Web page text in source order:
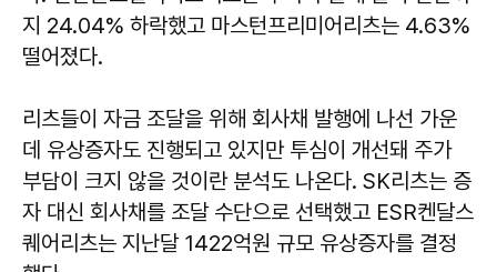
지 24.04% 하락했고 마스턴프리미어리츠는 4.63%
떨어졌다.
리츠들이 자금 조달을 위해 회사채 발행에 나선 가운
데 유상증자도 진행되고 있지만 투심이 개선돼 주가
부담이 크지 않을 것이란 분석도 나온다. SK리츠는 증
자 대신 회사채를 조달 수단으로 선택했고 ESR켄달스
퀘어리츠는 지난달 1422억원 규모 유상증자를 결정